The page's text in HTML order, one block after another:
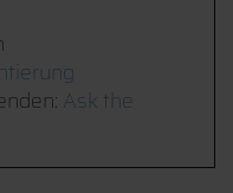
Ask the